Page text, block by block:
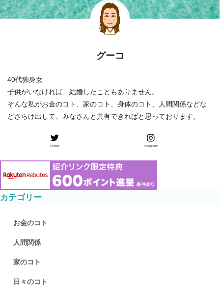
グーコ
40代独身女
子供がいなければ、結婚したこともありません。
そんな私がお金のコト、家のコト、身体のコト、人間関係などな
どさらけ出して、みなさんと共有できればと思っております。
Twitter Instagram
カテゴリー
お金のコト
人間関係
家のコト
日々のコト